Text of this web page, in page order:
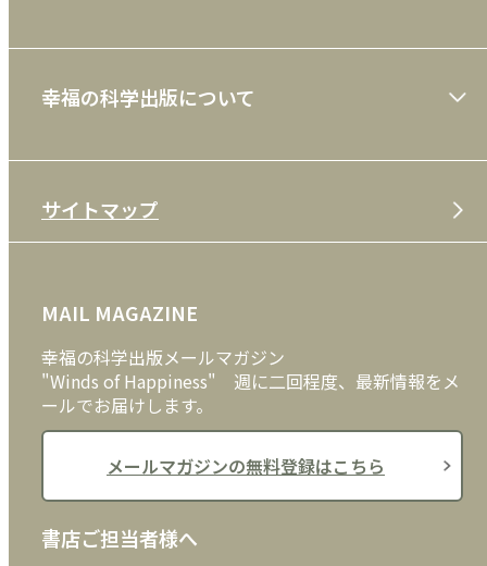
雑誌
CD
DVD・ブルーレイ
外国語
利用規約
特定商取引法
プライバシーポリシー
クッキーポリシー
幸福の科学出版について
メディア・ライブラリー
サイトマップ
MAIL MAGAZINE
幸福の科学出版メールマガジン
"Winds of Happiness" 週に二回程度、最新情報をメ
ールでお届けします。
メールマガジンの無料登録はこちら
書店ご担当者様へ